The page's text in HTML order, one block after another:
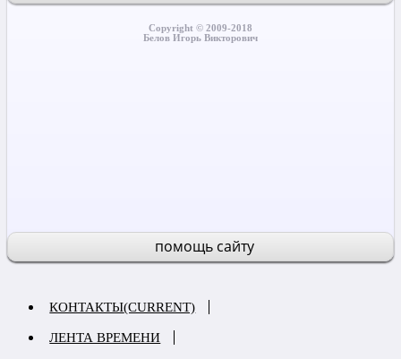
Copyright © 2009-2018
Белов Игорь Викторович
помощь сайту
КОНТАКТЫ(CURRENT)
ЛЕНТА ВРЕМЕНИ